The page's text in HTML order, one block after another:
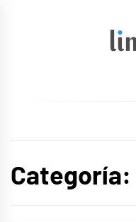
Categoría: